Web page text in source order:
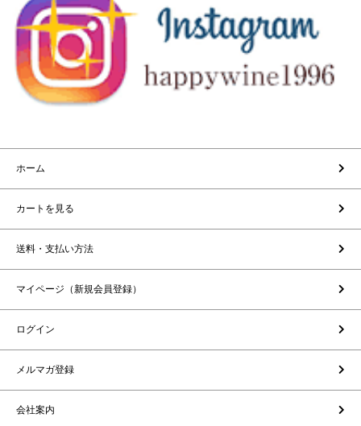
ホーム
カートを見る
送料・支払い方法
マイページ（新規会員登録）
ログイン
メルマガ登録
会社案内